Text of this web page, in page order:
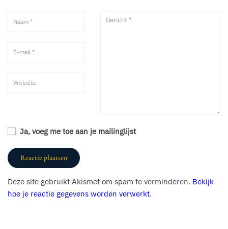
Ja, voeg me toe aan je mailinglijst
Deze site gebruikt Akismet om spam te verminderen. Bekijk
hoe je reactie gegevens worden verwerkt.